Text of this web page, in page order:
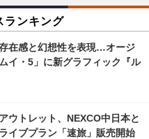
ランキング
在感と幻想性を表現…オージ
イ・5」に新グラフィック『ル
ウトレット、NEXCO中日本と
イブプラン「速旅」販売開始